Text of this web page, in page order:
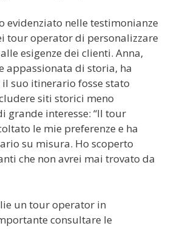
evidenziato nelle testimonianze
tour operator di personalizzare
esigenze dei clienti. Anna,
appassionata di storia, ha
suo itinerario fosse stato
siti storici meno
grande interesse: “Il tour
le mie preferenze e ha
su misura. Ho scoperto
che non avrei mai trovato da
un tour operator in
consultare le